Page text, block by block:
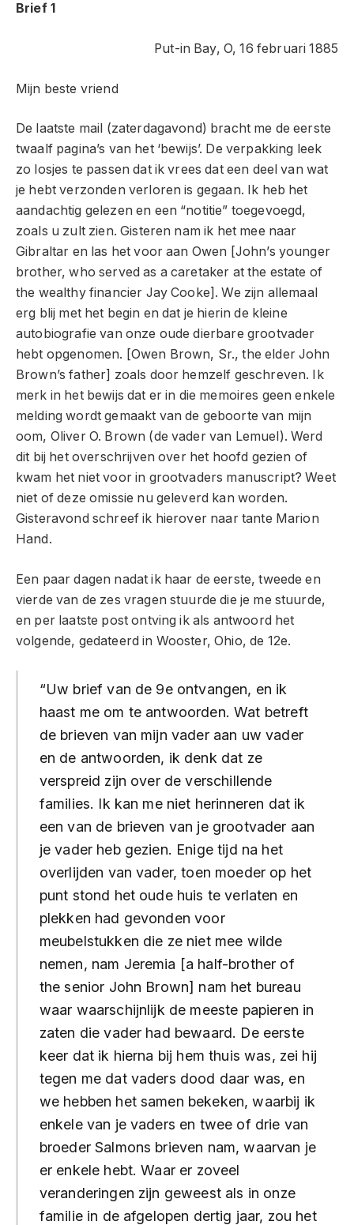
Brief 1
Put-in Bay, O, 16 februari 1885
Mijn beste vriend
De laatste mail (zaterdagavond) bracht me de eerste
twaalf pagina’s van het ‘bewijs’. De verpakking leek
zo losjes te passen dat ik vrees dat een deel van wat
je hebt verzonden verloren is gegaan. Ik heb het
aandachtig gelezen en een “notitie” toegevoegd,
zoals u zult zien. Gisteren nam ik het mee naar
Gibraltar en las het voor aan Owen [John’s younger
brother, who served as a caretaker at the estate of
the wealthy financier Jay Cooke]. We zijn allemaal
erg blij met het begin en dat je hierin de kleine
autobiografie van onze oude dierbare grootvader
hebt opgenomen. [Owen Brown, Sr., the elder John
Brown’s father] zoals door hemzelf geschreven. Ik
merk in het bewijs dat er in die memoires geen enkele
melding wordt gemaakt van de geboorte van mijn
oom, Oliver O. Brown (de vader van Lemuel). Werd
dit bij het overschrijven over het hoofd gezien of
kwam het niet voor in grootvaders manuscript? Weet
niet of deze omissie nu geleverd kan worden.
Gisteravond schreef ik hierover naar tante Marion
Hand.
Een paar dagen nadat ik haar de eerste, tweede en
vierde van de zes vragen stuurde die je me stuurde,
en per laatste post ontving ik als antwoord het
volgende, gedateerd in Wooster, Ohio, de 12e.
“Uw brief van de 9e ontvangen, en ik
haast me om te antwoorden. Wat betreft
de brieven van mijn vader aan uw vader
en de antwoorden, ik denk dat ze
verspreid zijn over de verschillende
families. Ik kan me niet herinneren dat ik
een van de brieven van je grootvader aan
je vader heb gezien. Enige tijd na het
overlijden van vader, toen moeder op het
punt stond het oude huis te verlaten en
plekken had gevonden voor
meubelstukken die ze niet mee wilde
nemen, nam Jeremia [a half-brother of
the senior John Brown] nam het bureau
waar waarschijnlijk de meeste papieren in
zaten die vader had bewaard. De eerste
keer dat ik hierna bij hem thuis was, zei hij
tegen me dat vaders dood daar was, en
we hebben het samen bekeken, waarbij ik
enkele van je vaders en twee of drie van
broeder Salmons brieven nam, waarvan je
er enkele hebt. Waar er zoveel
veranderingen zijn geweest als in onze
familie in de afgelopen dertig jaar, zou het